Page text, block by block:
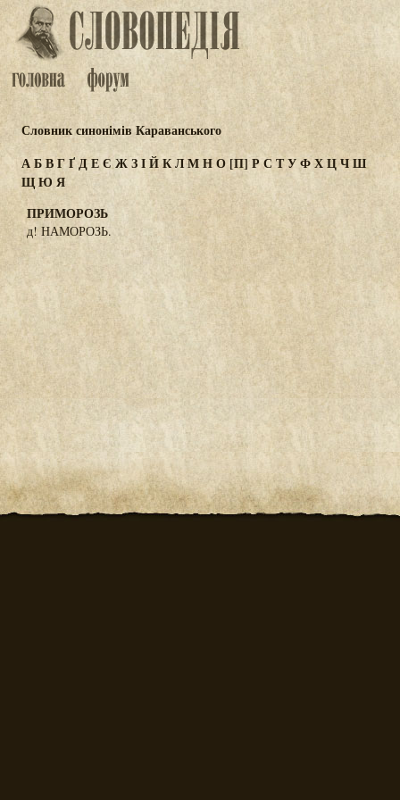
Словник синонімів Караванського
АБВГҐДЕЄ ЖЗІЙКЛМНО[П] Р С ТУФХЦЧШ
ЩЮ Я
ПРИМОРОЗЬ
д! НАМОРОЗЬ.